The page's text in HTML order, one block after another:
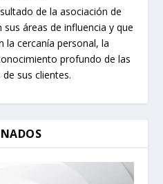
de la asociación de
áreas de influencia y que
la cercanía personal, la
profundo de las
sus clientes.